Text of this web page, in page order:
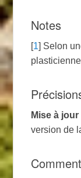
Notes
[1] Selon
Mise à jour
version de